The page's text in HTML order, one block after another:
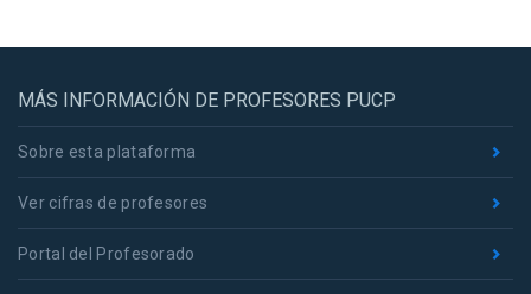
MÁS INFORMACIÓN DE PROFESORES PUCP
Sobre esta plataforma
Ver cifras de profesores
Portal del Profesorado